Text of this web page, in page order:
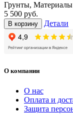
Грунты, Материалы
5 500 руб.
В корзину Детали
О компании
О нас
Оплата и
Защита